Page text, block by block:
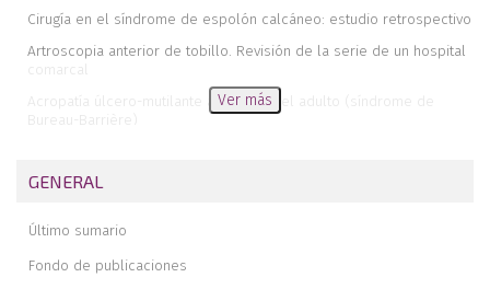
Cirugía en el síndrome de espolón calcáneo: estudio retrospectivo
Artroscopia anterior de tobillo. Revisión de la serie de un hospital
Acropatía úlcero-mutilante adquirida del adulto (síndrome de
Ruptura longitudinal del tendón del peroneo corto. Informe de un
Ver más
GENERAL
Último sumario
Fondo de publicaciones